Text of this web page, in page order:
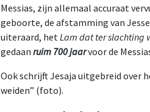
Messias, zijn allemaal accuraat
geboorte, de afstamming van
uiteraard, hetLam dat ter slachting
gedaan ruim 700 jaarvoor de
Ook schrijft Jesaja uitgebreid over
weiden” (foto).